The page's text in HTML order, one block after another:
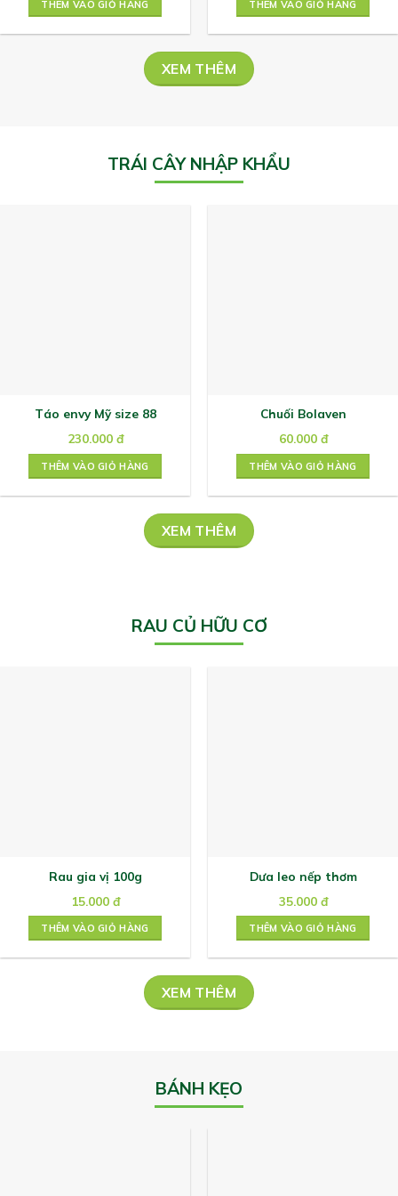
72.000 ₫.là:
61.200 ₫.
THÊM VÀO GIỎ HÀNG 72.000 ₫.là:
61.200
THÊM VÀO GIỎ HÀNG
XEM THÊM
TRÁI CÂY NHẬP KHẨU
Táo envy Mỹ size 88
230.000 đ
THÊM VÀO GIỎ HÀNG
Chuối Bolaven
60.000 đ
THÊM VÀO GIỎ HÀNG
XEM THÊM
RAU CỦ HỮU CƠ
Rau gia vị 100g
15.000 đ
THÊM VÀO GIỎ HÀNG
Dưa leo nếp thơm
35.000 đ
THÊM VÀO GIỎ HÀNG
XEM THÊM
BÁNH KẸO